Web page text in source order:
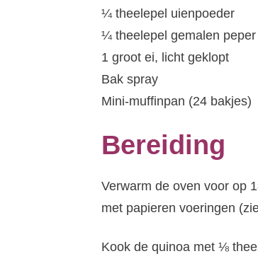
¼ theelepel uienpoeder
¼ theelepel gemalen peper
1 groot ei, licht geklopt
Bak spray
Mini-muffinpan (24 bakjes)
Bereiding
Verwarm de oven voor op
met papieren voeringen
Kook de quinoa met ⅛